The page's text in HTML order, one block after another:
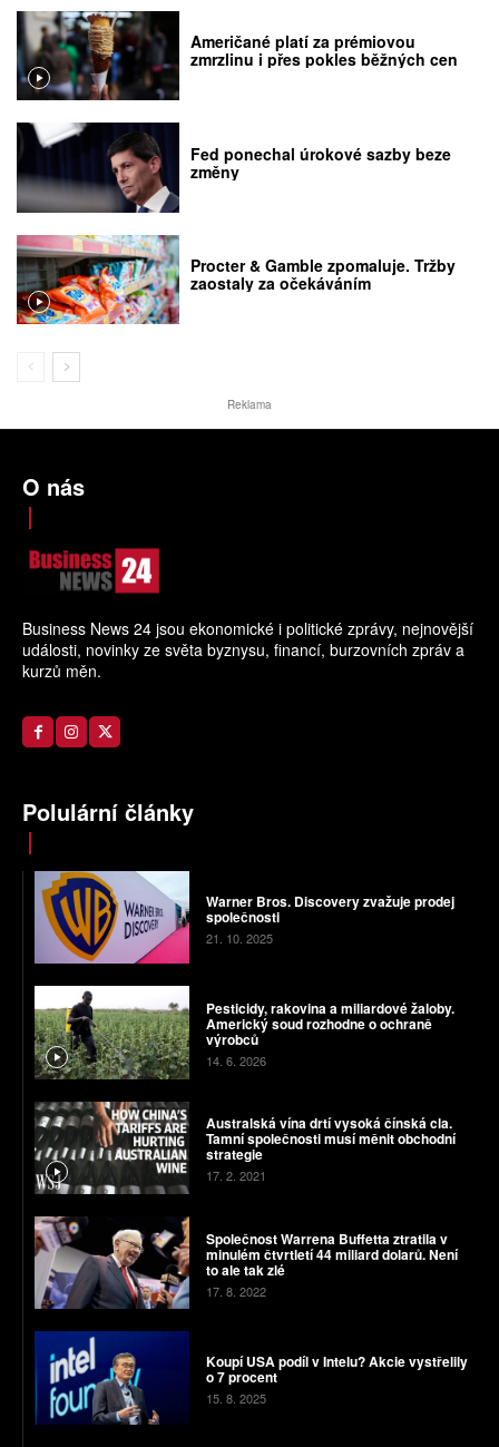
Američané platí za prémiovou
zmrzlinu i přes pokles běžných cen
Fed ponechal úrokové sazby beze
změny
Procter & Gamble zpomaluje. Tržby
zaostaly za očekáváním
Reklama
O nás
Business News 24 jsou ekonomické i politické zprávy, nejnovější
události, novinky ze světa byznysu, financí, burzovních zpráv a
kurzů měn.
Polulární články
Warner Bros. Discovery zvažuje prodej
společnosti
21. 10. 2025
Pesticidy, rakovina a miliardové žaloby.
Americký soud rozhodne o ochraně
výrobců
14. 6. 2026
Australská vína drtí vysoká čínská cla.
Tamní společnosti musí měnit obchodní
strategie
17. 2. 2021
Společnost Warrena Buffetta ztratila v
minulém čtvrtletí 44 miliard dolarů. Není
to ale tak zlé
17. 8. 2022
Koupí USA podíl v Intelu? Akcie vystřelily
o 7 procent
15. 8. 2025